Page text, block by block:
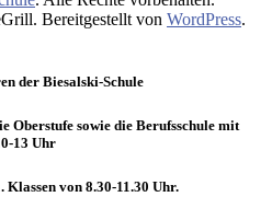
Bereitgestellt von WordPress.
der Biesalski-Schule
Oberstufe sowie die Berufsschule mit
13 Uhr
von 8.30-11.30 Uhr.